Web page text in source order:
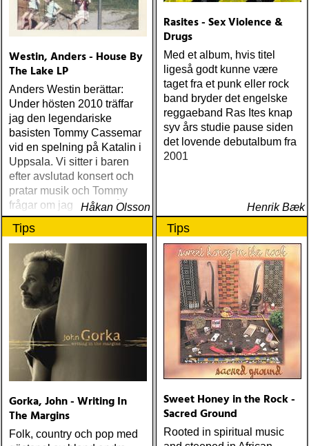
LeMarc/Lennart Persson -
100 sånger (bok) Willy Clay
Band - Blue
Westin, Anders - House By
The Lake LP
Anders Westin berättar:
Under hösten 2010 träffar
jag den legendariske
basisten Tommy Cassemar
vid en spelning på Katalin i
Uppsala. Vi sitter i baren
efter avslutad konsert och
pratar musik och Tommy
frågar om jag spelar något
instrument
Håkan Olsson
Rasites - Sex Violence &
Drugs
Med et album, hvis titel
ligeså godt kunne være
taget fra et punk eller rock
band bryder det engelske
reggaeband Ras Ites knap
syv års studie pause siden
det lovende debutalbum fra
2001
Henrik Bæk
Tips
Gorka, John - Writing In
The Margins
Folk, country och pop med
Tips
Sweet Honey in the Rock -
Sacred Ground
Rooted in spiritual music